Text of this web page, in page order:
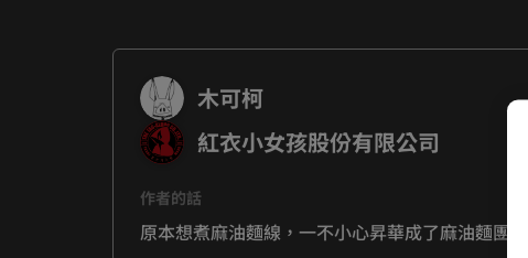
木可柯
紅衣小女孩股份有限公司
作者的話
原本想煮麻油麵線，一不小心昇華成了麻油麵團。